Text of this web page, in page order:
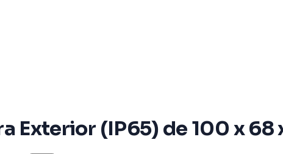
Exterior (IP65) de 100 x